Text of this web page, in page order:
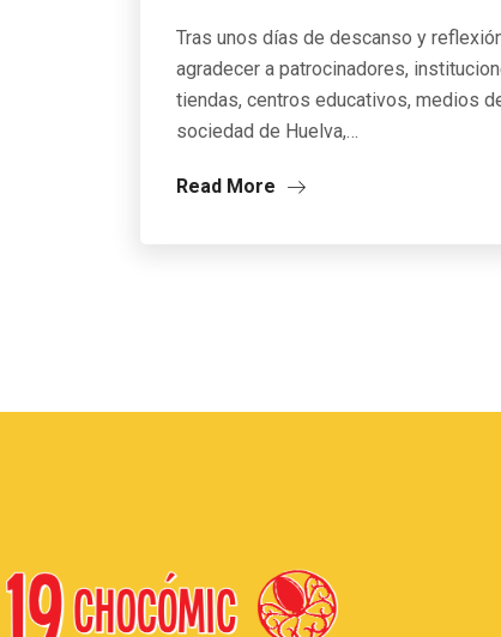
Tras unos días de descanso y
agradecer a patrocinadores,
tiendas, centros educativos, medios
sociedad de Huelva,…
Read More